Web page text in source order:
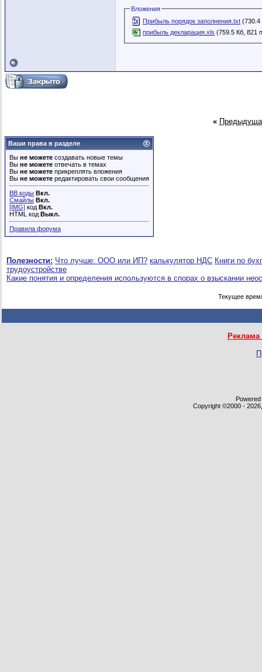
Вложения
Прибыль порядок заполнения.txt (730.4
прибыль декларация.xls (759.5 Кб, 821
«
Ваши права в разделе
Вы не можете создавать новые темы
Вы не можете отвечать в темах
Вы не можете прикреплять вложения
Вы не можете редактировать свои сообщения
BB коды Вкл.
Смайлы Вкл.
[IMG] код Вкл.
HTML код Выкл.
Правила форума
Полезности: Что лучше: ООО или ИП? калькулятор НДС Книги по
трудоустройстве
Какие понятия и определения используются в спорах о взыскании
Текущее
Copyright ©2000 -